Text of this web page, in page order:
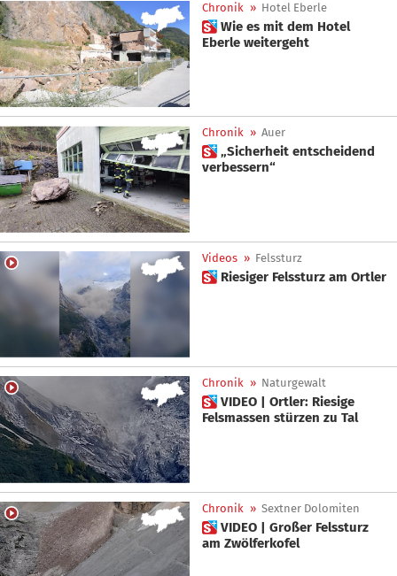
Chronik » Hotel Eberle
 Wie es mit dem Hotel
Eberle weitergeht
Chronik » Auer
 „Sicherheit entscheidend
verbessern“
Videos » Felssturz
 Riesiger Felssturz am Ortler
Chronik » Naturgewalt
 VIDEO | Ortler: Riesige
Felsmassen stürzen zu Tal
Chronik » Sextner Dolomiten
 VIDEO | Großer Felssturz
am Zwölferkofel